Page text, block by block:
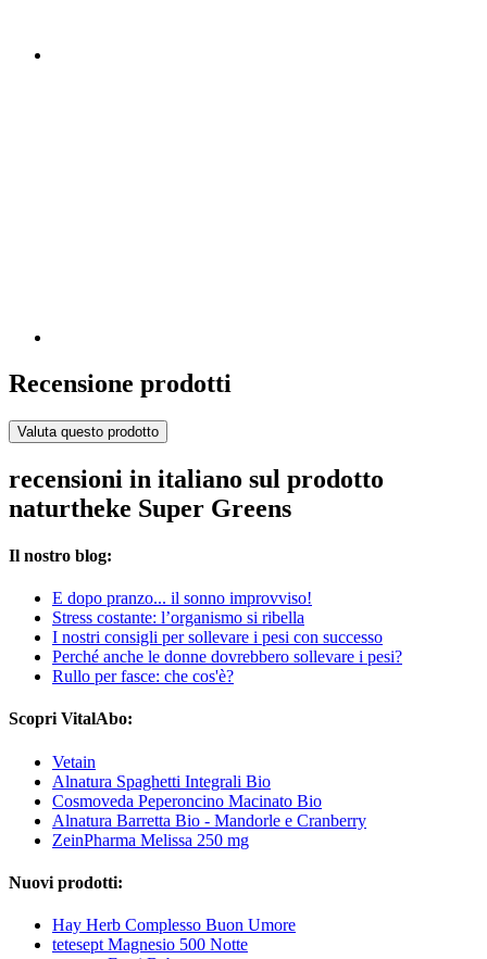
Recensione prodotti
Valuta questo prodotto
recensioni in italiano sul prodotto
naturtheke Super Greens
Il nostro blog:
E dopo pranzo... il sonno improvviso!
Stress costante: l’organismo si ribella
I nostri consigli per sollevare i pesi con successo
Perché anche le donne dovrebbero sollevare i pesi?
Rullo per fasce: che cos'è?
Scopri VitalAbo:
Vetain
Alnatura Spaghetti Integrali Bio
Cosmoveda Peperoncino Macinato Bio
Alnatura Barretta Bio - Mandorle e Cranberry
ZeinPharma Melissa 250 mg
Nuovi prodotti:
Hay Herb Complesso Buon Umore
tetesept Magnesio 500 Notte